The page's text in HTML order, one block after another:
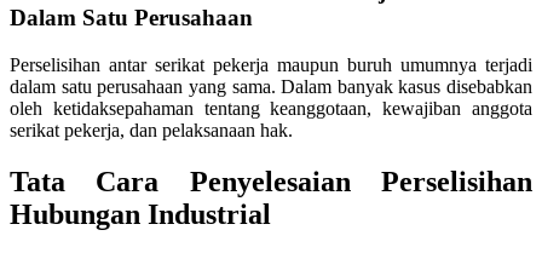
Dalam Satu Perusahaan
Perselisihan antar serikat pekerja maupun buruh umumnya terjadi
dalam satu perusahaan yang sama. Dalam banyak kasus disebabkan
oleh ketidaksepahaman tentang keanggotaan, kewajiban anggota
serikat pekerja, dan pelaksanaan hak.
Tata Cara Penyelesaian Perselisihan
Hubungan Industrial